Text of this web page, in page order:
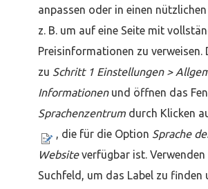
anpassen oder in einen
z. B. um auf eine Seite mit
Preisinformationen zu verweisen.
zu Schritt 1 Einstellungen >
Informationenund öffnen das
Sprachenzentrum durch Klicken
, die für die Option Sprache
Websiteverfügbar ist. Verwenden
Suchfeld, um das Label zu finden